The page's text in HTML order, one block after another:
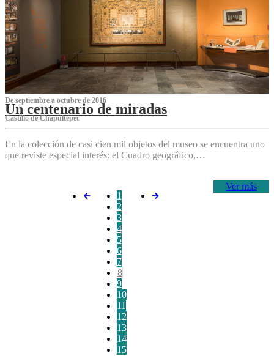
De septiembre a octubre de 2016
Un centenario de miradas
Castillo de Chapultepec
En la colección de casi cien mil objetos del museo se encuentra uno
que reviste especial interés: el Cuadro geográfico,…
Ver más
1
2
3
4
5
6
7
8
9
10
11
12
13
14
15